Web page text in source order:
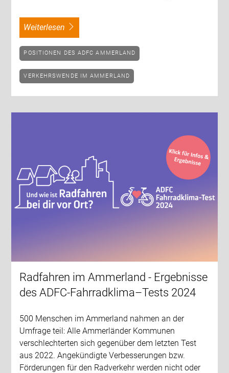
weiterlesen
POSITIONEN DES ADFC AMMERLAND
VERKEHRSWENDE IM AMMERLAND
Radfahren im Ammerland - Ergebnisse
des ADFC-Fahrradklima–Tests 2024
500 Menschen im Ammerland nahmen an der
Umfrage teil: Alle Ammerländer Kommunen
verschlechterten sich gegenüber dem letzten Test
aus 2022. Angekündigte Verbesserungen bzw.
Förderungen für den Radverkehr werden nicht oder